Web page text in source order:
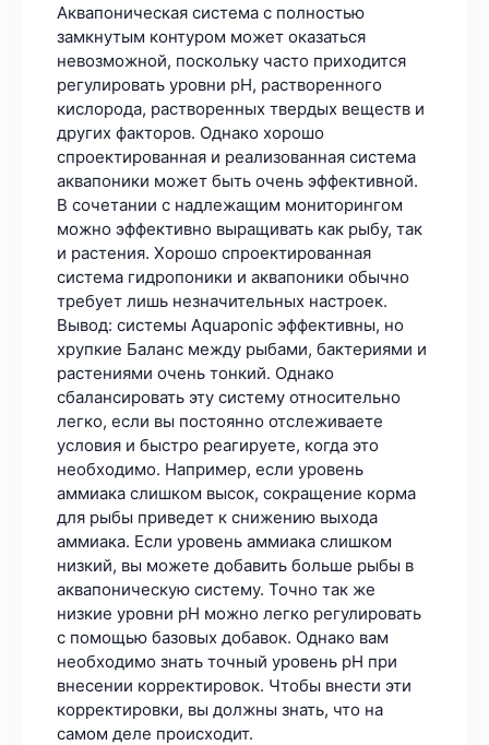
Аквапоническая система с полностью
замкнутым контуром может оказаться
невозможной, поскольку часто приходится
регулировать уровни pH, растворенного
кислорода, растворенных твердых веществ и
других факторов. Однако хорошо
спроектированная и реализованная система
аквапоники может быть очень эффективной.
В сочетании с надлежащим мониторингом
можно эффективно выращивать как рыбу, так
и растения. Хорошо спроектированная
система гидропоники и аквапоники обычно
требует лишь незначительных настроек.
Вывод: системы Aquaponic эффективны, но
хрупкие Баланс между рыбами, бактериями и
растениями очень тонкий. Однако
сбалансировать эту систему относительно
легко, если вы постоянно отслеживаете
условия и быстро реагируете, когда это
необходимо. Например, если уровень
аммиака слишком высок, сокращение корма
для рыбы приведет к снижению выхода
аммиака. Если уровень аммиака слишком
низкий, вы можете добавить больше рыбы в
аквапоническую систему. Точно так же
низкие уровни pH можно легко регулировать
с помощью базовых добавок. Однако вам
необходимо знать точный уровень pH при
внесении корректировок. Чтобы внести эти
корректировки, вы должны знать, что на
самом деле происходит.